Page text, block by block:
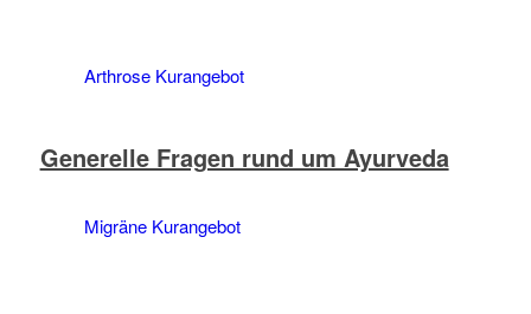
Arthrose Kurangebot
Migräne Kurangebot
Generelle Fragen rund um Ayurveda